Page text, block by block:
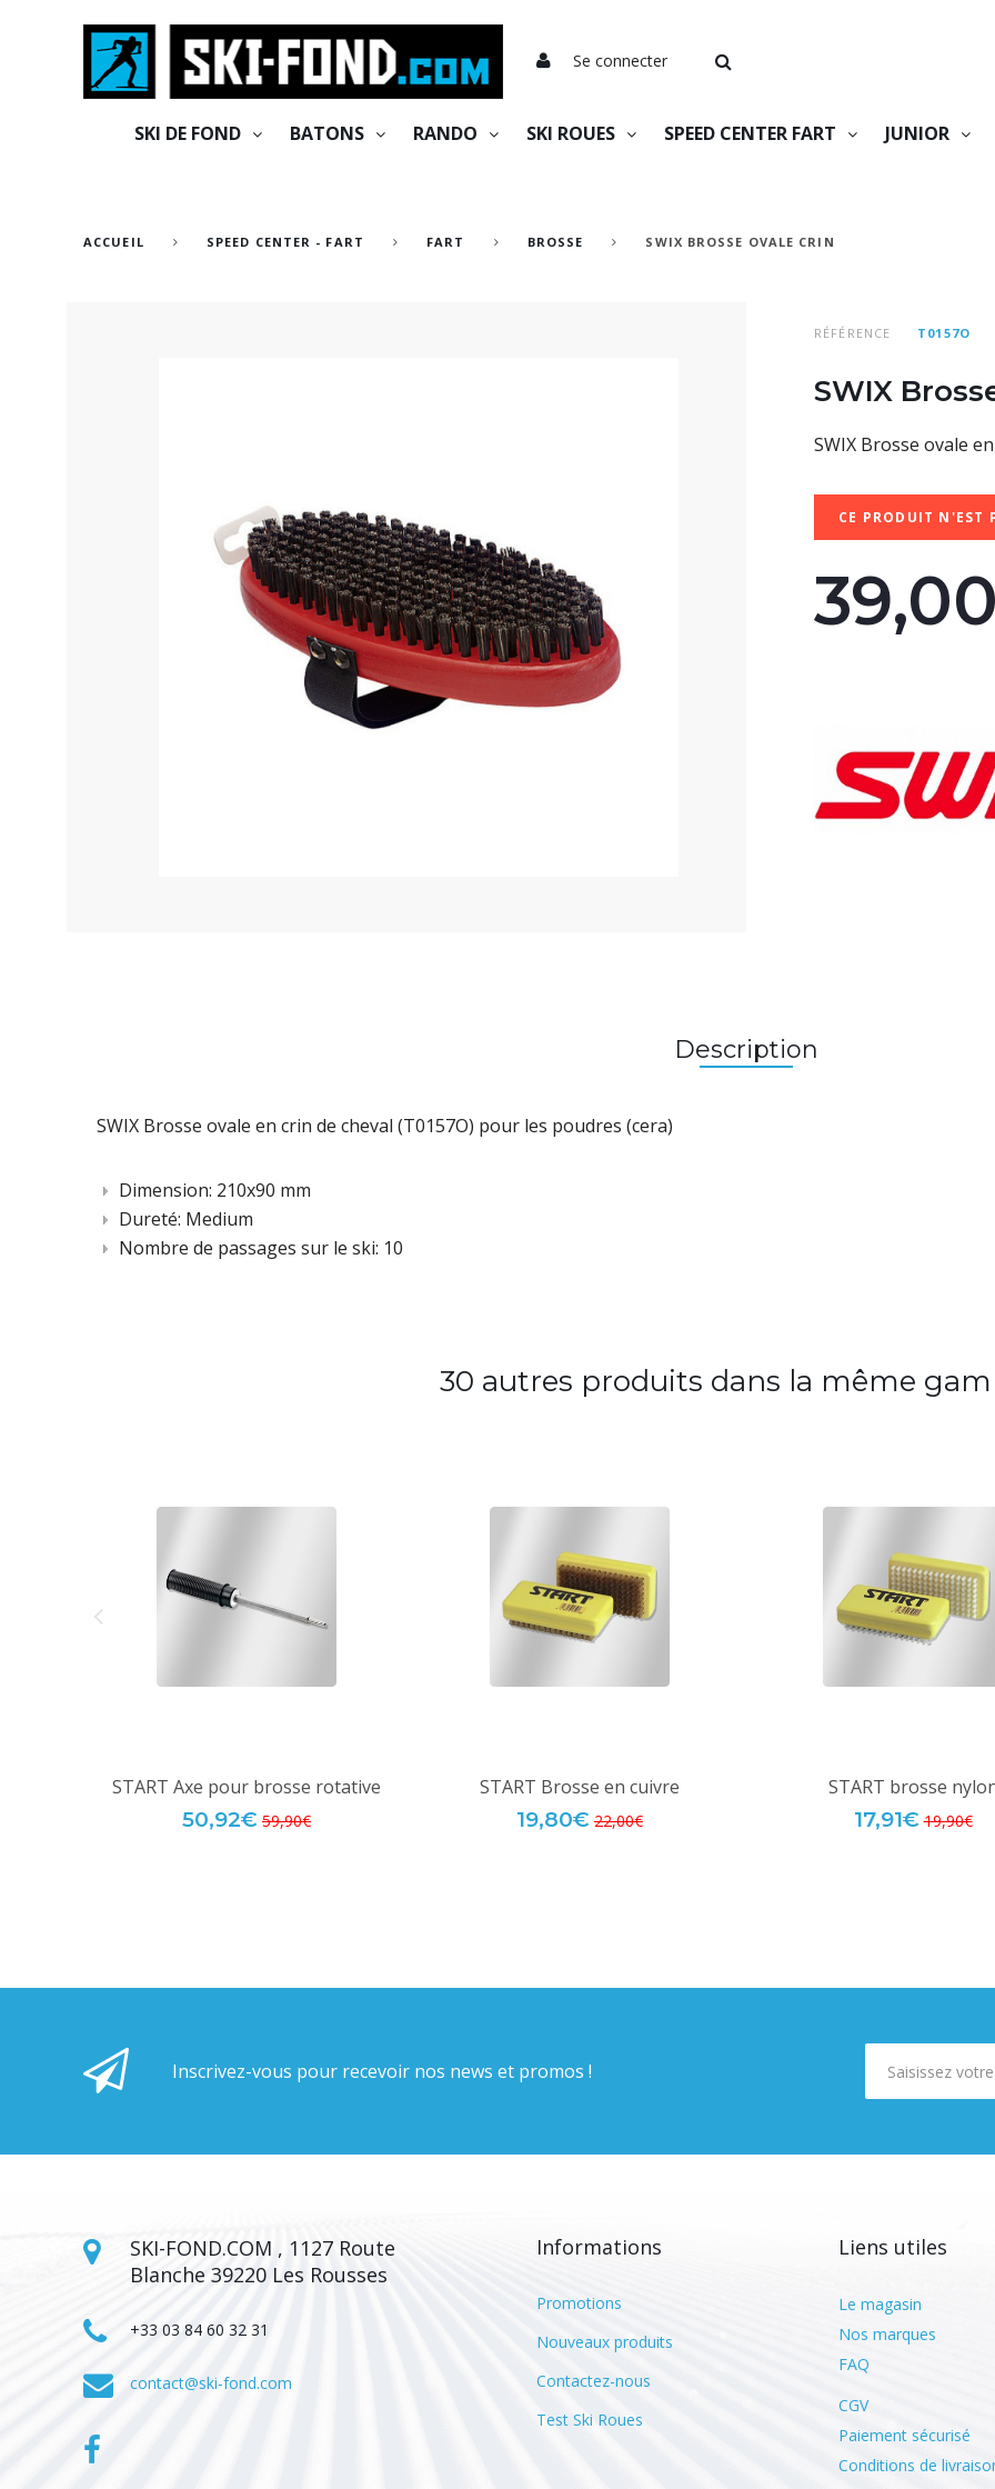
Se connecter
SKI DE FOND BATONS RANDO SKI ROUES SPEED CENTER FART JUNIOR
ACCUEIL SPEED CENTER - FART FART BROSSE SWIX BROSSE OVALE CRIN
RÉFÉRENCE T0157O
SWIX
SWIX Brosse ovale
CE PRODUIT N'EST
Description
SWIX Brosse ovale en crin de cheval (T0157O) pour les poudres (cera)
Dimension: 210x90 mm
Dureté: Medium
Nombre de passages sur le ski: 10
30 autres produits dans la même
START Axe pour brosse rotative
50,92€ 59,90€
START Brosse en cuivre
19,80€ 22,00€
START brosse
17,91€ 19,90€
Inscrivez-vous pour recevoir nos news et promos !
SKI-FOND.COM , 1127 Route
Blanche 39220 Les Rousses
+33 03 84 60 32 31
contact@ski-fond.com
Informations
Promotions
Nouveaux produits
Contactez-nous
Test Ski Roues
Liens utiles
Le magasin
Nos marques
FAQ
CGV
Paiement sécurisé
Conditions de